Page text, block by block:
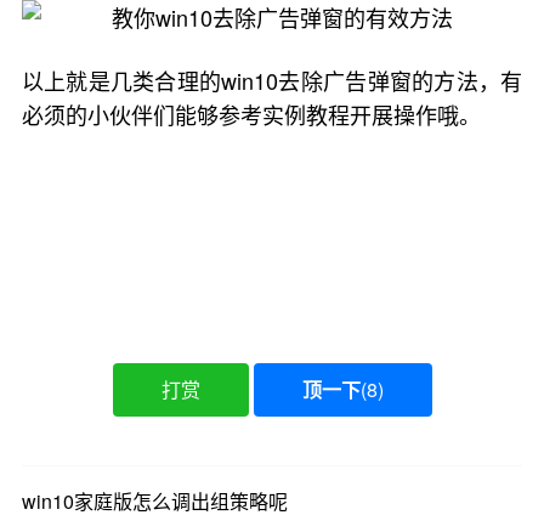
以上就是几类合理的win10去除广告弹窗的方法，有
必须的小伙伴们能够参考实例教程开展操作哦。
打赏 顶一下(8)
win10家庭版怎么调出组策略呢